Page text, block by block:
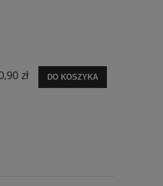
zł DO KOSZYKA